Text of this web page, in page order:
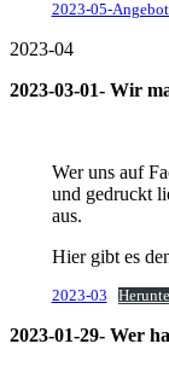
2023-05-
2023-04
2023-03-01- Wir
Wer uns auf
und gedruckt
aus.
Hier gibt es
2023-03
2023-01-29- Wer